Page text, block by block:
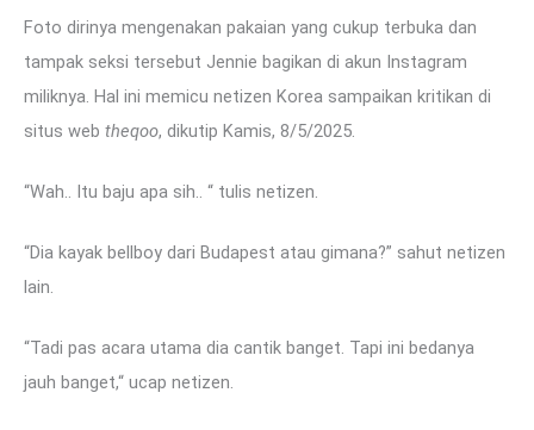
Foto dirinya mengenakan pakaian yang cukup terbuka dan
tampak seksi tersebut Jennie bagikan di akun Instagram
miliknya. Hal ini memicu netizen Korea sampaikan kritikan di
situs web theqoo, dikutip Kamis, 8/5/2025.
“Wah.. Itu baju apa sih.. “ tulis netizen.
“Dia kayak bellboy dari Budapest atau gimana?” sahut netizen
lain.
“Tadi pas acara utama dia cantik banget. Tapi ini bedanya
jauh banget,“ ucap netizen.